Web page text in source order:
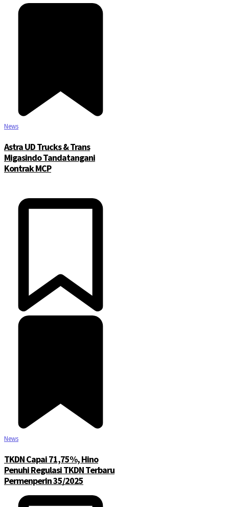
News
Astra UD Trucks & Trans
Migasindo Tandatangani
Kontrak MCP
News
TKDN Capai 71,75%, Hino
Penuhi Regulasi TKDN Terbaru
Permenperin 35/2025